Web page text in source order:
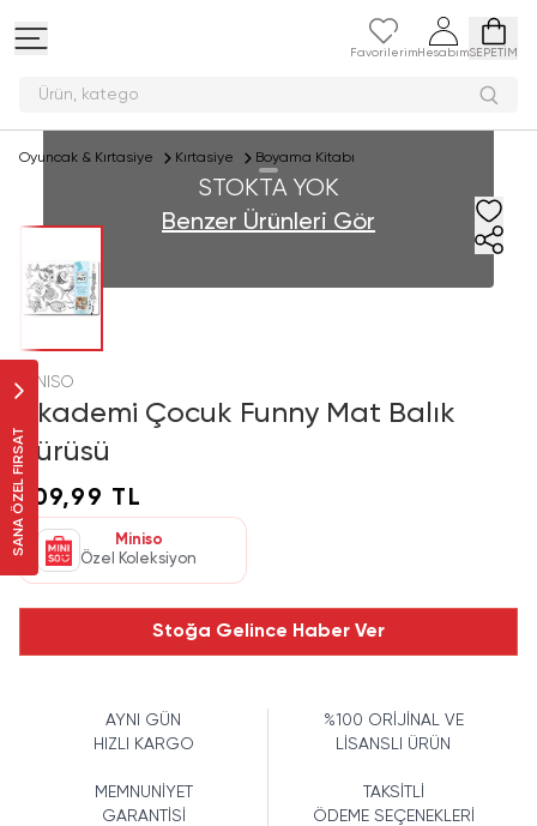
Favorilerim HesabımSEPETİM
Ürün, k
SANA ÖZEL FIRSAT
Oyuncak & Kırtasiye Kırtasiye Boyama Kitabı
STOKTA YOK
Benzer Ürünleri Gör
MINISO
Akademi Çocuk Funny Mat Balık
Sürüsü
109,99 TL
Miniso
Özel Koleksiyon
Stoğa Gelince Haber Ver
AYNI GÜN
HIZLI KARGO
%100 ORİJİNAL VE
LİSANSLI ÜRÜN
MEMNUNİYET
GARANTİSİ
TAKSİTLİ
ÖDEME SEÇENEKLERİ